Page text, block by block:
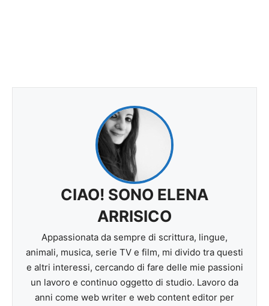
CIAO! SONO ELENA
ARRISICO
Appassionata da sempre di scrittura, lingue,
animali, musica, serie TV e film, mi divido tra questi
e altri interessi, cercando di fare delle mie passioni
un lavoro e continuo oggetto di studio. Lavoro da
anni come web writer e web content editor per